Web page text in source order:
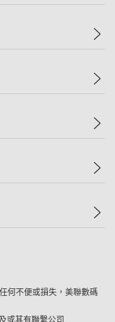
何不便或損失，美聯數碼
或其有聯繫公司